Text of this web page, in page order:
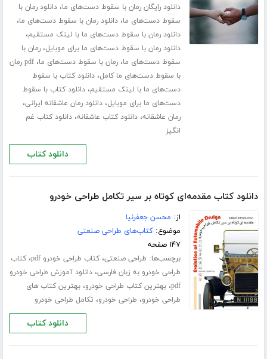
دانلود رایگان رمان با سقوط دست‌های ما،دانلود رمان با
سقوط دست‌های ما،دانلود رمان با سقوط دست‌های ما،
دانلود رمان با سقوط دست‌های ما با لینک مستقیم،
دانلود رمان با سقوط دست‌های ما برای موبایل،رمان با
سقوط دست‌های ما،رمان با سقوط دست‌های ما،
pdf رمان
با سقوط دست‌های ما کامل،دانلود کتاب با سقوط
دست‌های ما با لینک مستقیم،دانلود کتاب با سقوط
دست‌های ما برای موبایل،دانلود رمان عاشقانه ایرانی،
رمان عاشقانه،دانلود کتاب عاشقانه،دانلود کتاب غم
انگیز
دانلود کتاب
دانلود کتاب مقدمه‌ای کوتاه بر سیر تکامل طراحی خودرو
از: محسن جعفرنیا
موضوع:کتاب‌های طراحی صنعتی
۱۴۷ صفحه
برچسب‌ها: طراحی صنعتی،کتاب طراحی خودرو pdf ،کتاب
طراحی خودرو به زبان فارسی،دانلود آموزش طراحی خودرو
pdf،بهترین کتاب طراحی خودرو،بهترین کتاب های
طراحی خودرو، طراحی خودرو، تکامل طراحی خودرو
دانلود کتاب